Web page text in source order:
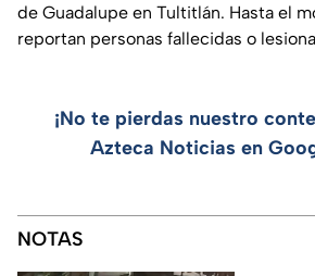
de Guadalupe en Tultitlán. Hasta el
reportan personas fallecidas o
¡No te pierdas nuestro
Azteca Noticias en
NOTAS